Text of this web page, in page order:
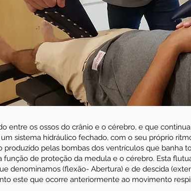
entre os ossos do crânio e o cérebro, e que
um sistema hidráulico fechado, com o seu próprio
produzido pelas bombas dos ventrículos que banha
função de proteção da medula e o cérebro. Esta
denominamos (flexão- Abertura) e de descida
este que ocorre anteriormente ao movimento